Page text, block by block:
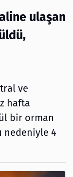
ulaşan
ve
hafta
bir orman
nedeniyle 4